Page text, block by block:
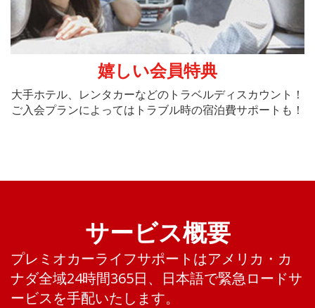
嬉しい会員特典
大手ホテル、レンタカーなどのトラベルディスカウント！
ご入会プランによっては トラブル時の宿泊費サポートも！
サービス概要
プレミオカーライフサポートはアメリカ・カ
ナダ全域24時間365日、日本語で緊急ロードサ
ービスを手配いたします。